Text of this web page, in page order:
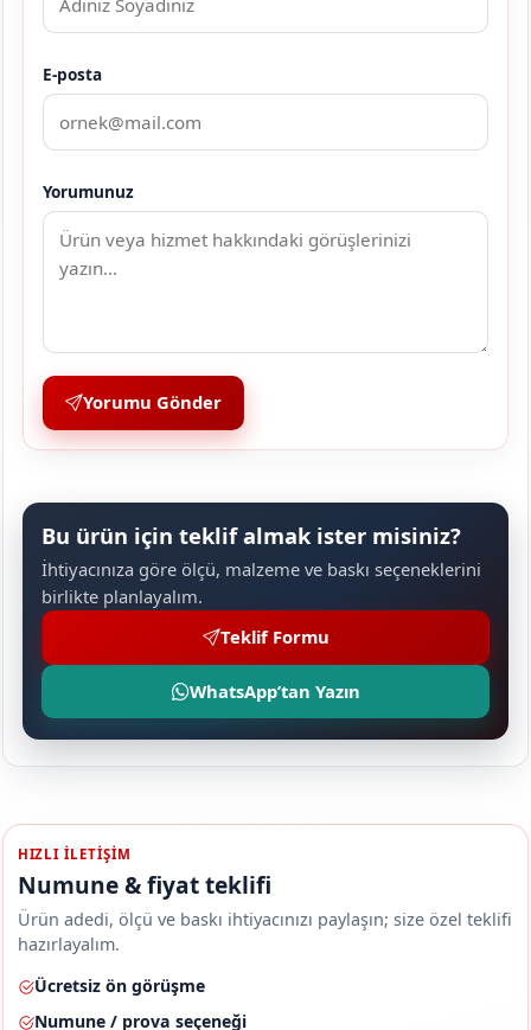
E-posta
Yorumunuz
Yorumu Gönder
Bu ürün için teklif almak ister misiniz?
İhtiyacınıza göre ölçü, malzeme ve baskı seçeneklerini
birlikte planlayalım.
Teklif Formu
WhatsApp’tan Yazın
HIZLI ILETIŞIM
Numune & fiyat teklifi
Ürün adedi, ölçü ve baskı ihtiyacınızı paylaşın; size özel teklifi
hazırlayalım.
Ücretsiz ön görüşme
Numune / prova seçeneği